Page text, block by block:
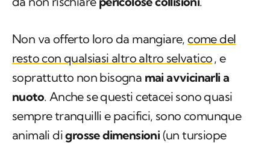
Non va offerto loro da mangiare,come del
resto con qualsiasi altro altro selvatico, e
soprattutto non bisogna mai avvicinarli a
nuoto. Anche se questi cetacei sono quasi
sempre tranquilli e pacifici, sono comunque
animali digrosse dimensioni (un tursiope